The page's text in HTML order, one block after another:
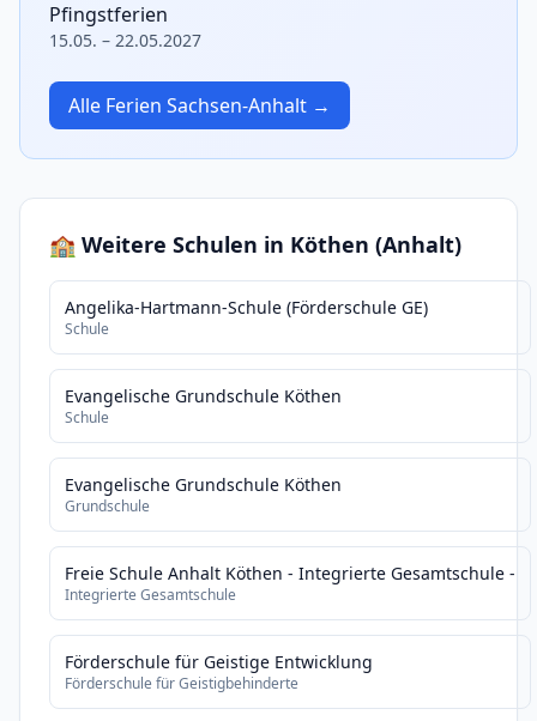
Pfingstferien
15.05. – 22.05.2027
Alle Ferien Sachsen-Anhalt →
🏫 Weitere Schulen in Köthen (Anhalt)
Angelika-Hartmann-Schule (Förderschule GE)
Schule
Evangelische Grundschule Köthen
Schule
Evangelische Grundschule Köthen
Grundschule
Freie Schule Anhalt Köthen - Integrierte Gesamtschule -
Integrierte Gesamtschule
Förderschule für Geistige Entwicklung
Förderschule für Geistigbehinderte